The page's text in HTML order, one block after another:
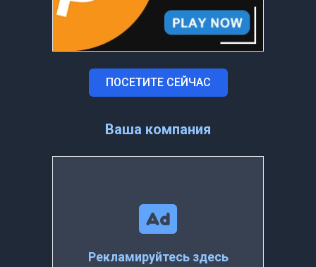
ПОСЕТИТЕ СЕЙЧАС
Ваша компания
Рекламируйтесь здесь